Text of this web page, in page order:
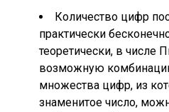
Количество цифр
практически
теоретически, в
возможную
множества цифр, из
знаменитое число,